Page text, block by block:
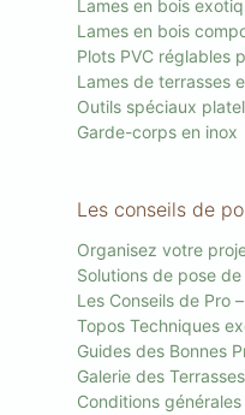
Lames en bois
Lames en bois
Plots PVC réglables
Lames de terrasses
Outils spéciaux
Garde-corps en inox
Les conseils de
Organisez votre
Solutions de pose
Les Conseils de Pro
Topos Techniques
Guides des Bonnes
Galerie des
Conditions